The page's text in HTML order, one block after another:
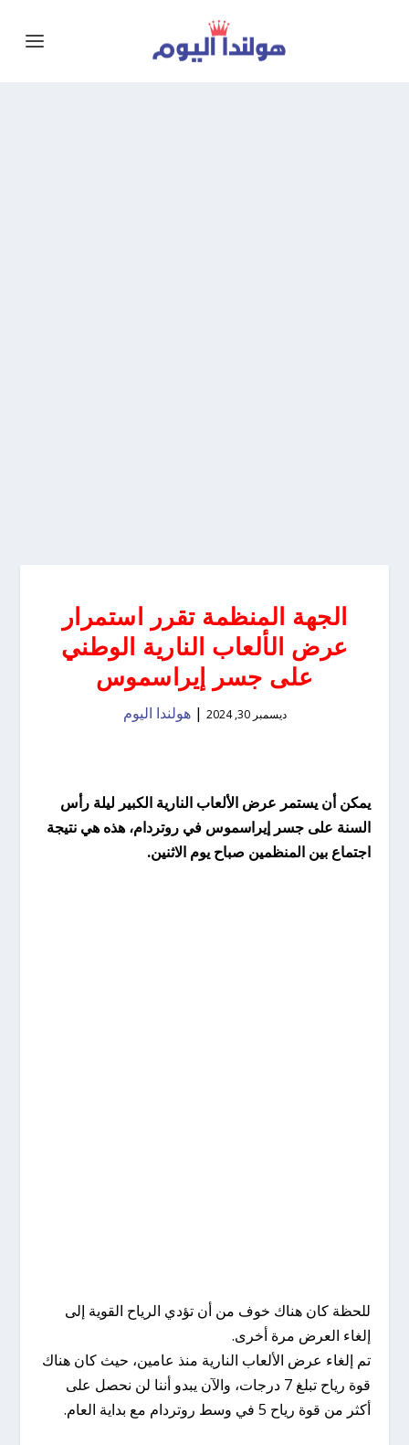
الجهة المنظمة تقرر استمرار
عرض الألعاب النارية الوطني
على جسر إيراسموس
ديسمبر 30, 2024 |هولندا اليوم
يمكن أن يستمر عرض الألعاب النارية الكبير ليلة رأس
السنة على جسر إيراسموس في روتردام، هذه هي نتيجة
اجتماع بين المنظمين صباح يوم الاثنين.
للحظة كان هناك خوف من أن تؤدي الرياح القوية إلى
إلغاء العرض مرة أخرى.
تم إلغاء عرض الألعاب النارية منذ عامين، حيث كان هناك
قوة رياح تبلغ 7 درجات، والآن يبدو أننا لن نحصل على
أكثر من قوة رياح 5 في وسط روتردام مع بداية العام.